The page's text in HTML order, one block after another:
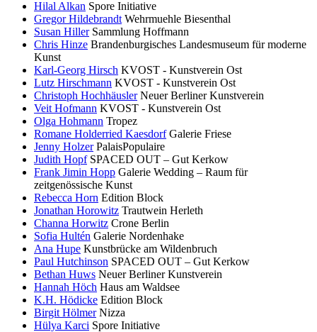
Hilal Alkan Spore Initiative
Gregor Hildebrandt Wehrmuehle Biesenthal
Susan Hiller Sammlung Hoffmann
Chris Hinze Brandenburgisches Landesmuseum für moderne
Kunst
Karl-Georg Hirsch KVOST - Kunstverein Ost
Lutz Hirschmann KVOST - Kunstverein Ost
Christoph Hochhäusler Neuer Berliner Kunstverein
Veit Hofmann KVOST - Kunstverein Ost
Olga Hohmann Tropez
Romane Holderried Kaesdorf Galerie Friese
Jenny Holzer PalaisPopulaire
Judith Hopf SPACED OUT – Gut Kerkow
Frank Jimin Hopp Galerie Wedding – Raum für
zeitgenössische Kunst
Rebecca Horn Edition Block
Jonathan Horowitz Trautwein Herleth
Channa Horwitz Crone Berlin
Sofia Hultén Galerie Nordenhake
Ana Hupe Kunstbrücke am Wildenbruch
Paul Hutchinson SPACED OUT – Gut Kerkow
Bethan Huws Neuer Berliner Kunstverein
Hannah Höch Haus am Waldsee
K.H. Hödicke Edition Block
Birgit Hölmer Nizza
Hülya Karci Spore Initiative